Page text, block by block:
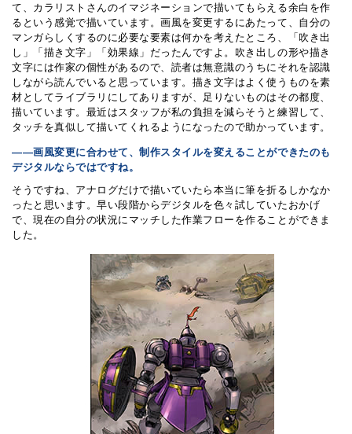
て、カラリストさんのイマジネーションで描いてもらえる余白を作
るという感覚で描いています。画風を変更するにあたって、自分の
マンガらしくするのに必要な要素は何かを考えたところ、「吹き出
し」「描き文字」「効果線」だったんですよ。吹き出しの形や描き
文字には作家の個性があるので、読者は無意識のうちにそれを認識
しながら読んでいると思っています。描き文字はよく使うものを素
材としてライブラリにしてありますが、足りないものはその都度、
描いています。最近はスタッフが私の負担を減らそうと練習して、
タッチを真似して描いてくれるようになったので助かっています。
――画風変更に合わせて、制作スタイルを変えることができたのも
デジタルならではですね。
そうですね、アナログだけで描いていたら本当に筆を折るしかなか
ったと思います。早い段階からデジタルを色々試していたおかげ
で、現在の自分の状況にマッチした作業フローを作ることができま
した。